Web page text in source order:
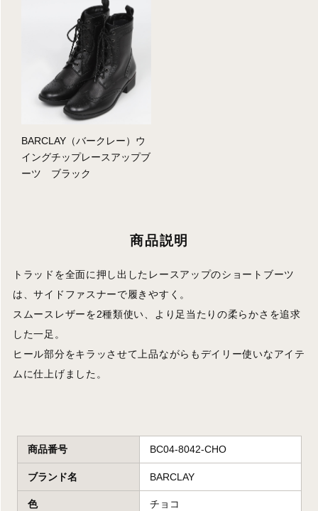
BARCLAY（バークレー）ウ
イングチップレースアップブ
ーツ ブラック
商品説明
トラッドを全面に押し出したレースアップのショートブーツ
は、サイドファスナーで履きやすく。
スムースレザーを2種類使い、より足当たりの柔らかさを追求
した一足。
ヒール部分をキラッさせて上品ながらもデイリー使いなアイテ
ムに仕上げました。
商品番号 BC04-8042-CHO
ブランド名 BARCLAY
色 チョコ